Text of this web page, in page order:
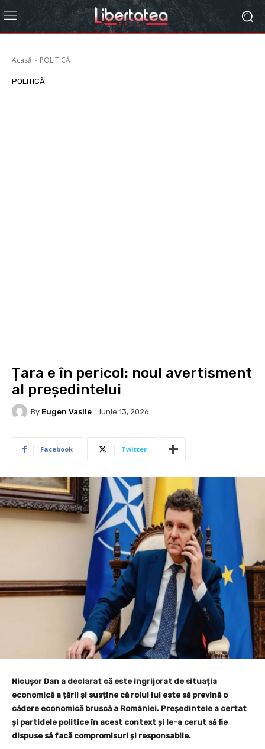
Acasă POLITICĂ
POLITICĂ
Țara e în pericol: noul avertisment
al președintelui
By Eugen Vasile Iunie 13, 2026
Facebook Twitter
Nicușor Dan a declarat că este îngrijorat de situația
economică a țării și susține că rolul lui este să prevină o
cădere economică bruscă a României. Președintele a certat
și partidele politice în acest context și le-a cerut să fie
dispuse să facă compromisuri și responsabile.